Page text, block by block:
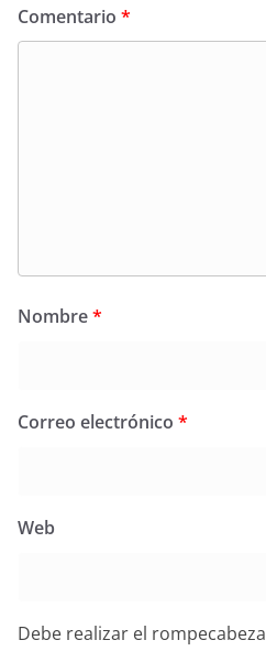
Comentario *
Nombre*
Correo electrónico *
Web
Debe realizar el